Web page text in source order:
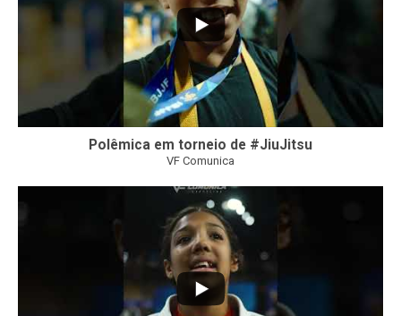
Polêmica em torneio de #JiuJitsu
VF Comunica